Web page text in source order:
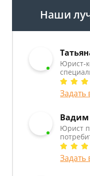
Наши
Юрист-
Задать
Юрист
Задать